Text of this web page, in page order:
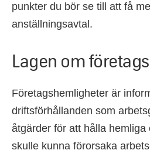
punkter du bör se till att få
anställningsavtal.
Lagen om
Företagshemligheter är
driftsförhållanden som
åtgärder för att hålla hemliga
skulle kunna förorsaka